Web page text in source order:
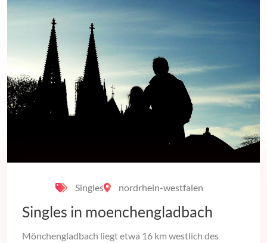
Singles nordrhein-westfalen
Singles in moenchengladbach
Mönchengladbach liegt etwa 16 km westlich des